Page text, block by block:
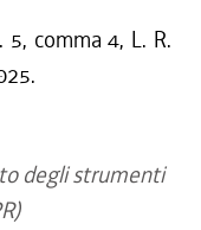
comma 4, L. R.
degli strumenti